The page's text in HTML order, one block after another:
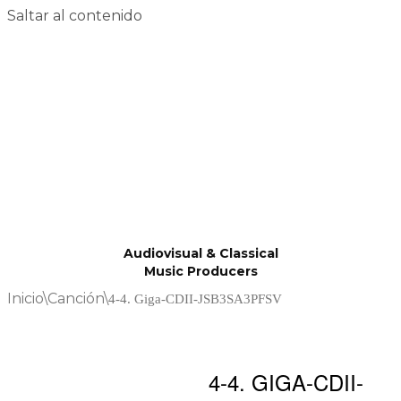
Saltar al contenido
Audiovisual & Classical
Music Producers
Inicio\Canción\4-4. Giga-CDII-JSB3SA3PFSV
4-4. GIGA-CDII-